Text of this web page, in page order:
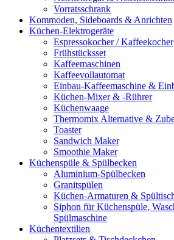
Vorratsschrank
Kommoden, Sideboards & Anrichten
Küchen-Elektrogeräte
Espressokocher / Kaffeekocher
Frühstücksset
Kaffeemaschinen
Kaffeevollautomat
Einbau-Kaffeemaschine &
Küchen-Mixer & -Rührer
Küchenwaage
Thermomix Alternative &
Toaster
Sandwich Maker
Smoothie Maker
Küchenspüle & Spülbecken
Aluminium-Spülbecken
Granitspülen
Küchen-Armaturen &
Siphon für Küchenspüle,
Spülmaschine
Küchentextilien